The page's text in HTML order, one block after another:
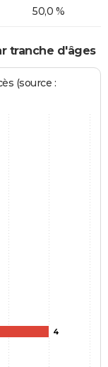
50,0 %
tranche d'âges
(source :
4